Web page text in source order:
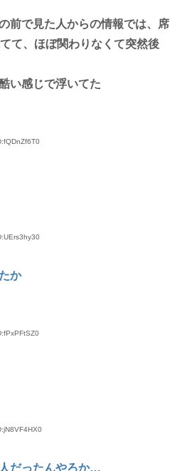
前で見た人からの情報では、席
て、ほぼ関わりなくて突然後
い感じで浮いてた
か
だったんやろか…